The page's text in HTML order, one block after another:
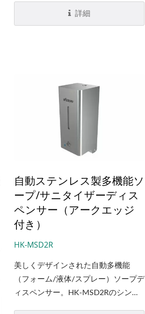
ススチールの組み合わせです。
詳細
自動ステンレス製多機能ソ
ープ/サニタイザーディス
ペンサー（アークエッジ
付き）
HK-MSD2R
美しくデザインされた自動多機能
（フォーム/液体/スプレー）ソープデ
ィスペンサー。HK-MSD2Rのシンプ